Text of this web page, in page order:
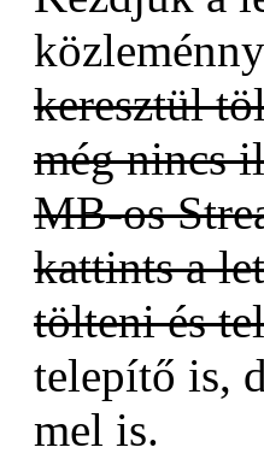
keresztül
még nincs
MB-os
kattints a
tölteni és
telepítő is,
mel is.